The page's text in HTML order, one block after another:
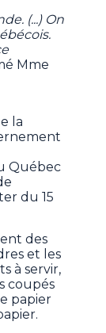
(...) On
Mme
la
Québec
du 15
des
et les
à servir,
coupés
papier